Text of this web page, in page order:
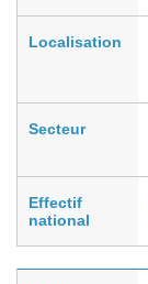
Localisation
Secteur
Effectif
national